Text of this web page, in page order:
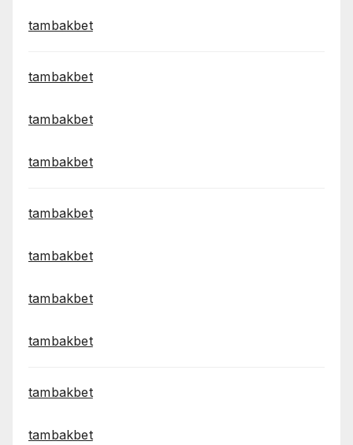
tambakbet
tambakbet
tambakbet
tambakbet
tambakbet
tambakbet
tambakbet
tambakbet
tambakbet
tambakbet